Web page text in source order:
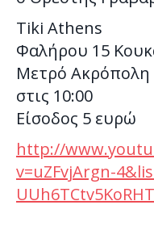
Tiki Athens
Φαλήρου 15
Μετρό Ακρόπολη
στις 10:00
Είσοδος 5 ευρώ
http://
v=uZFvjArgn-